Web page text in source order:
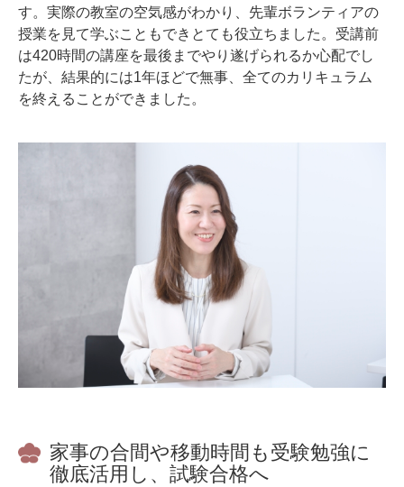
す。実際の教室の空気感がわかり、先輩ボランティアの
授業を見て学ぶこともできとても役立ちました。受講前
は420時間の講座を最後までやり遂げられるか心配でし
たが、結果的には1年ほどで無事、全てのカリキュラム
を終えることができました。
家事の合間や移動時間も受験勉強に
徹底活用し、試験合格へ